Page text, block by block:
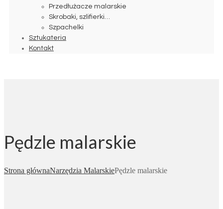
Przedłużacze malarskie
Skrobaki, szlifierki…
Szpachelki
Sztukateria
Kontakt
Pędzle malarskie
Strona głównaNarzędzia MalarskiePędzle malarskie